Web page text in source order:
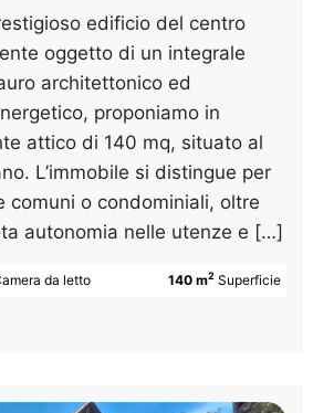
edificio del centro
oggetto di un integrale
architettonico ed
proponiamo in
attico di 140 mq, situato al
L’immobile si distingue per
comuni o condominiali, oltre
autonomia nelle utenze e […]
140 m2 Superficie
da letto